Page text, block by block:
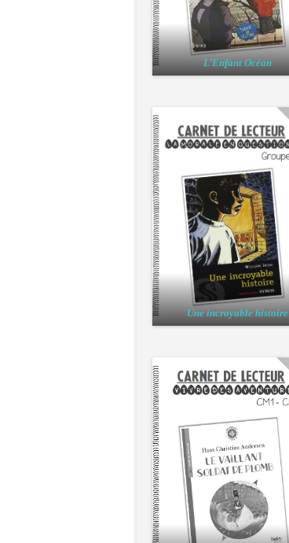
L’Enfant Océan
Une incroyable histoire